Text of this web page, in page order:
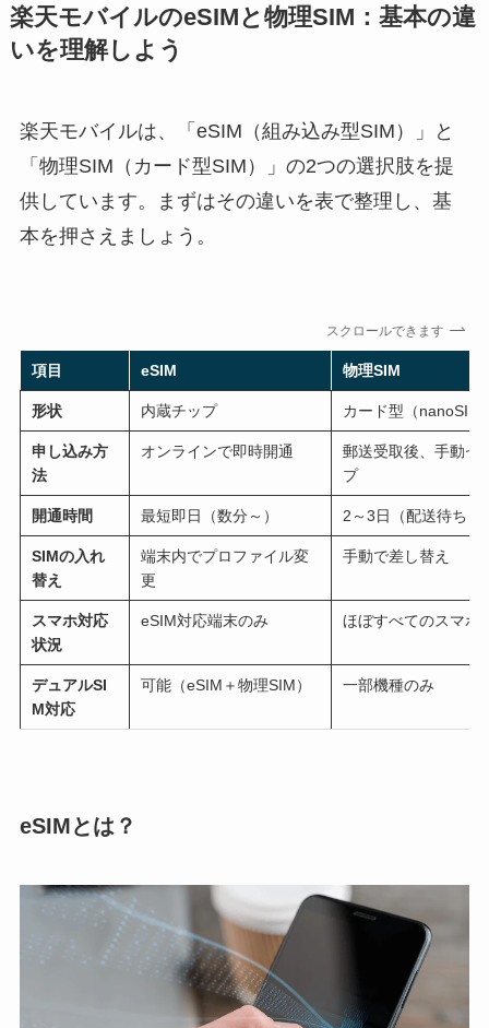
楽天モバイルのeSIMと物理SIM：基本の違
いを理解しよう
楽天モバイルは、「eSIM（組み込み型SIM）」と
「物理SIM（カード型SIM）」の2つの選択肢を提
供しています。まずはその違いを表で整理し、基
本を押さえましょう。
スクロールできます
項目 eSIM 物理SIM
形状 内蔵チップ カード型（nanoSIM
申し込み方
法
オンラインで即時開通
郵送受取後、手動セ
プ
開通時間 最短即日（数分～） 2～3日（配送待ち）
SIMの入れ
替え
端末内でプロファイル変
更
手動で差し替え
スマホ対応
状況
eSIM対応端末のみ ほぼすべてのスマホ
デュアルSI
M対応
可能（eSIM＋物理SIM） 一部機種のみ
eSIMとは？